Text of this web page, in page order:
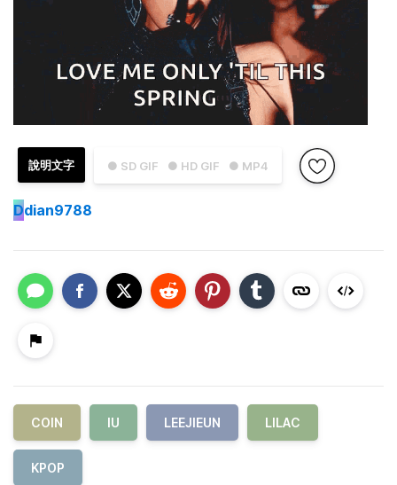
● SD GIF ● HD GIF ● MP4
說明文字
Ddian9788
COIN IU LEEJIEUN LILAC
KPOP